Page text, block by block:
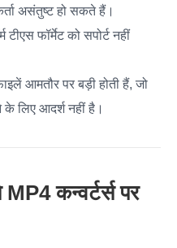
असंतुष्ट हो सकते हैं।
फॉर्मेट को सपोर्ट नहीं
आमतौर पर बड़ी होती हैं, जो
के लिए आदर्श नहीं है।
कन्वर्टर्स पर